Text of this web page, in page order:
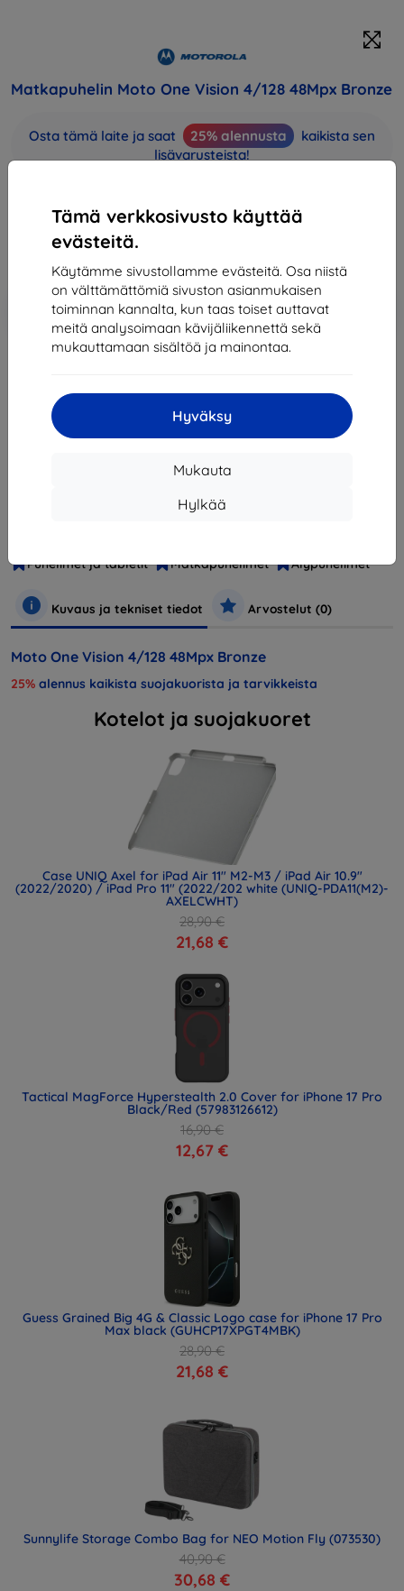
Tämä verkkosivusto käyttää
evästeitä.
Käytämme sivustollamme evästeitä. Osa niistä
on välttämättömiä sivuston asianmukaisen
toiminnan kannalta, kun taas toiset auttavat
meitä analysoimaan kävijäliikennettä sekä
mukauttamaan sisältöä ja mainontaa.
Hyväksy
Mukauta
Hylkää
Matkapuhelin Moto One Vision 4/128 48Mpx Bronze
Osta tämä laite ja saat 25% alennusta
kaikista sen
lisävarusteista!
197,01 €
-10%
Alennus kupongilla
EXTRA10
Lisää
ostoskoriin
Loppuunmyyty
Moto One Vision Bronze Gradien
Puhelimet ja tabletit
Matkapuhelimet Älypuhelimet
Kuvaus ja tekniset tiedot Arvostelut (0)
Moto One Vision 4/128 48Mpx Bronze
25% alennus kaikista suojakuorista ja tarvikkeista
Kotelot ja suojakuoret
Case UNIQ Axel for iPad Air 11" M2-M3 / iPad Air 10.9"
(2022/2020) / iPad Pro 11" (2022/202 white (UNIQ-PDA11(M2)-
AXELCWHT)
28,90 €
21,68 €
Tactical MagForce Hyperstealth 2.0 Cover for iPhone 17 Pro
Black/Red (57983126612)
16,90 €
12,67 €
Guess Grained Big 4G & Classic Logo case for iPhone 17 Pro
Max black (GUHCP17XPGT4MBK)
28,90 €
21,68 €
Sunnylife Storage Combo Bag for NEO Motion Fly (073530)
40,90 €
30,68 €